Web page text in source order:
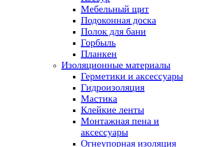
Мебельный щит
Подоконная доска
Полок для бани
Горбыль
Планкен
Изоляционные материалы
Герметики и аксессуары
Гидроизоляция
Мастика
Клейкие ленты
Монтажная пена и
аксессуары
Огнеупорная изоляция